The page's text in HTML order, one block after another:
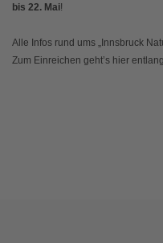
bis 22. Mai!
Alle Infos rund ums „Innsbruck
Zum Einreichen geht’s hier